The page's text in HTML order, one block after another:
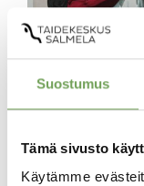
Suostumus
Tämä sivusto
Käytämme
Laine, Lauri:
Lisää
ostoskoriin